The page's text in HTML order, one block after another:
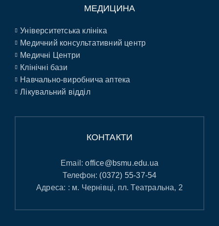
МЕДИЦИНА
Університетська клініка
Медичний консультативний центр
Медичні Центри
Клінічні бази
Навчально-виробнича аптека
Лікувальний відділ
КОНТАКТИ
Email:office@bsmu.edu.ua
Телефон: (0372) 55-37-54
Адреса: : м. Чернівці, пл. Театральна, 2